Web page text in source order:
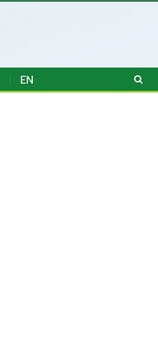
EN